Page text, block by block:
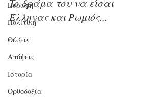
Ευρώπη
Πολιτική
Θέσεις
Απόψεις
Ιστορία
Ορθοδοξία
Έλληνας και Ρωμιός...